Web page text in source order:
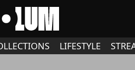
LIFESTYLE